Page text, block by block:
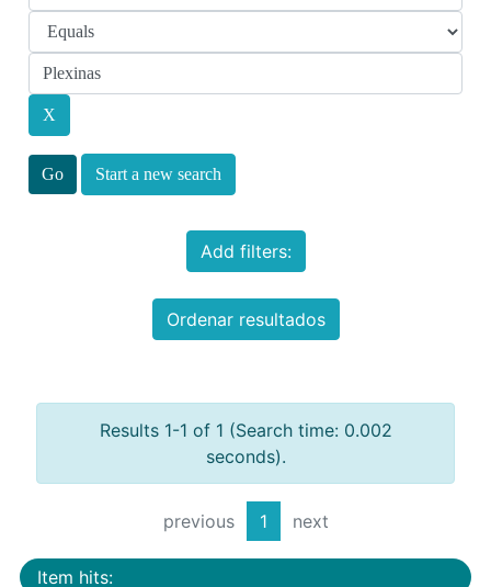
Start a new search
Add filters:
Ordenar resultados
Results 1-1 of 1 (Search time: 0.002
seconds).
previous 1 next
Item hits: